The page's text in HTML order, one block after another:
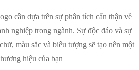
cần dựa trên sự phân tích cẩn thận về
nghiệp trong ngành. Sự độc đáo và sự
màu sắc và biểu tượng sẽ tạo nên một
hiệu của bạn